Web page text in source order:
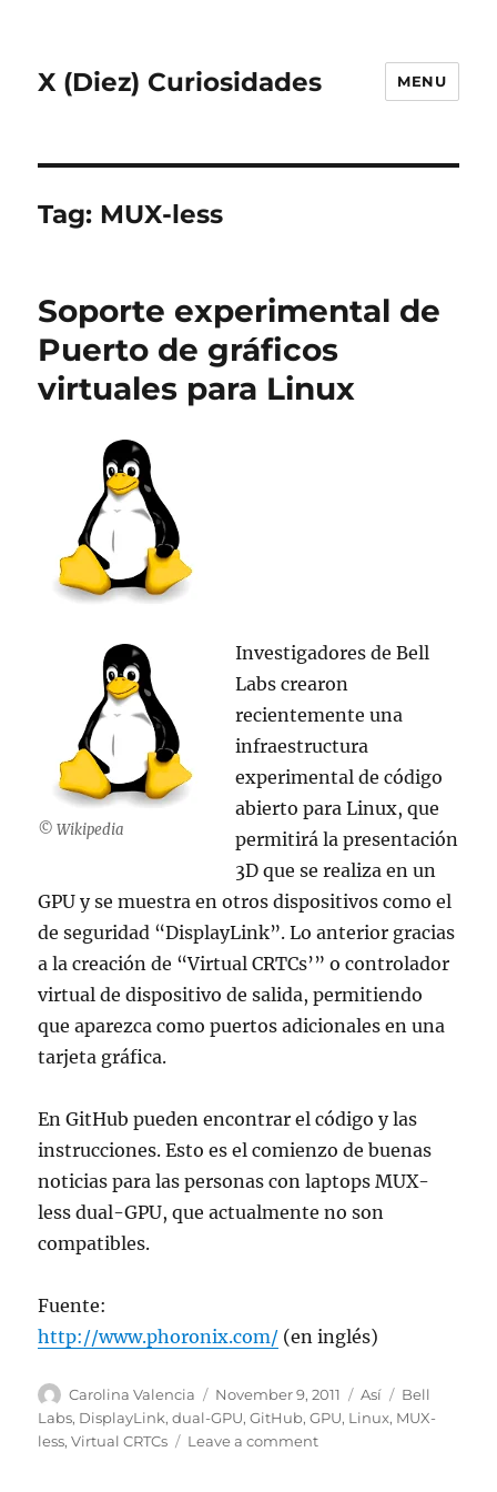
X (Diez) Curiosidades MENU
Tag: MUX-less
Soporte experimental de
Puerto de gráficos
virtuales para Linux
© Wikipedia
Investigadores de Bell
Labs crearon
recientemente una
infraestructura
experimental de código
abierto para Linux, que
permitirá la presentación
3D que se realiza en un
GPU y se muestra en otros dispositivos como el
de seguridad “DisplayLink”. Lo anterior gracias
a la creación de “Virtual CRTCs’” o controlador
virtual de dispositivo de salida, permitiendo
que aparezca como puertos adicionales en una
tarjeta gráfica.
En GitHub pueden encontrar el código y las
instrucciones. Esto es el comienzo de buenas
noticias para las personas con laptops MUX-
less dual-GPU, que actualmente no son
compatibles.
Fuente:
http://www.phoronix.com/ (en inglés)
Author
Carolina Valencia
Posted
on
November 9, 2011 Categories
Así Tags
Bell
Labs, DisplayLink,dual-GPU,GitHub,GPU, Linux, MUX-
less,Virtual CRTCs Leave a commenton